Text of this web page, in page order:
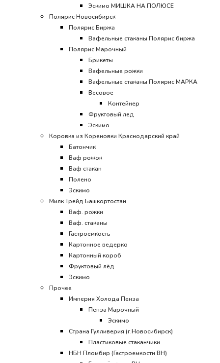
Эскимо МИШКА НА ПОЛЮСЕ
Полярис Новосибирск
Полярис Биржа
Вафельные стаканы Полярис биржа
Полярис Марочный
Брикеты
Вафельные рожки
Вафельные стаканы Полярис МАРКА
Весовое
Контейнер
Фруктовый лед
Эскимо
Коровка из Кореновки Краснодарский край
Батончик
Ваф рожок
Ваф стакан
Полено
Эскимо
Милк Трейд Башкортостан
Ваф. рожки
Ваф. стаканы
Гастроемкость
Картонное ведерко
Картонный короб
Фруктовый лёд
Эскимо
Прочее
Империя Холода Пенза
Пенза Марочный
Эскимо
Страна Гулливерия (г.Новосибирск)
Пластиковые стаканчики
НБН Пломбир (Гастроемкости ВН)